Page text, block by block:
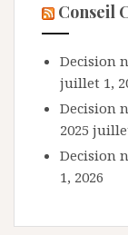
Conseil
Decision
juillet 1,
Decision
2025
Decision
1, 2026